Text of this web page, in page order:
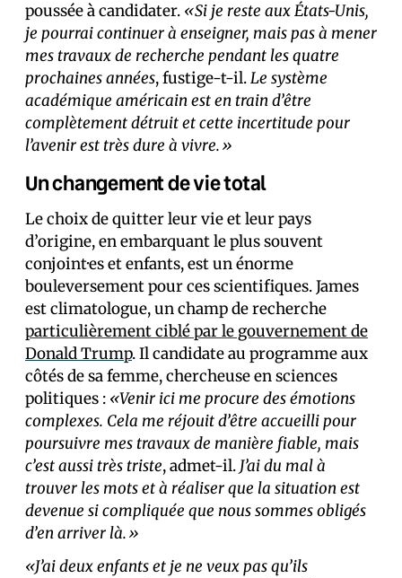
poussée à candidater. «Si je reste aux États-Unis,
je pourrai continuer à enseigner, mais pas à mener
mes travaux de recherche pendant les quatre
prochaines années, fustige-t-il.Le système
académique américain est en train d’être
complètement détruit et cette incertitude pour
l’avenir est très dure à vivre.»
Un changement de vie total
Le choix de quitter leur vie et leur pays
d’origine, en embarquant le plus souvent
conjoint·es et enfants, est un énorme
bouleversement pour ces scientifiques. James
est climatologue, un champ de recherche
particulièrement ciblé par le gouvernement de
Donald Trump. Il candidate au programme aux
côtés de sa femme, chercheuse en sciences
politiques : «Venir ici me procure des émotions
complexes. Cela me réjouit d’être accueilli pour
poursuivre mes travaux de manière fiable, mais
c’est aussi très triste, admet-il. J’ai du mal à
trouver les mots et à réaliser que la situation est
devenue si compliquée que nous sommes obligés
d’en arriver là.»
«J’ai deux enfants et je ne veux pas qu’ils